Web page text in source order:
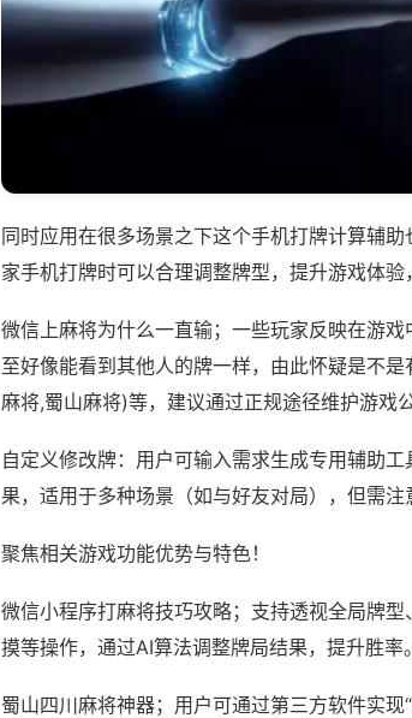
同时应用在很多场景之下这个手机打牌计算辅
家手机打牌时可以合理调整牌型，提升游戏体验
微信上麻将为什么一直输；一些玩家反映在游
至好像能看到其他人的牌一样，由此怀疑是不
麻将,蜀山麻将)等，建议通过正规途径维护游戏公
自定义修改牌：用户可输入需求生成专用辅助
果，适用于多种场景（如与好友对局），但需注
聚焦相关游戏功能优势与特色！
微信小程序打麻将技巧攻略；支持透视全局牌
摸等操作，通过AI算法调整牌局结果，提升胜率。
蜀山四川麻将神器；用户可通过第三方软件实现